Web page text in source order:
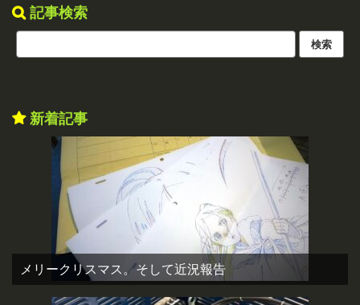
記事検索
新着記事
メリークリスマス。そして近況報告